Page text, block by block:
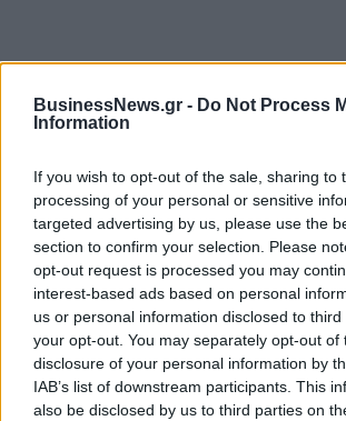
BusinessNews.gr - Do Not Process
Information
If you wish to opt-out of the sale, sharing to
processing of your personal or sensitive
targeted advertising by us, please use the
section to confirm your selection. Please
opt-out request is processed you may
interest-based ads based on personal
us or personal information disclosed to
your opt-out. You may separately opt-out of
disclosure of your personal information by
IAB’s list of downstream participants. This
also be disclosed by us to third parties on
ΡΟΗ ΕΙΔΗΣΕΩΝ
Κορυφώνεται η έξοδος του
56.000 επιβάτες αναχωρούν σήμερα
λιμάνια της Αττικής
08/08/2026 - 14:30 ΕΛΛΑΔΑ
Δυτική Αττική: Η επόμενη ημέρα μετά
– Τα έργα Antinero και η «μάχη» πριν
βροχές
08/08/2026 - 14:08 ΕΛΛΑΔΑ